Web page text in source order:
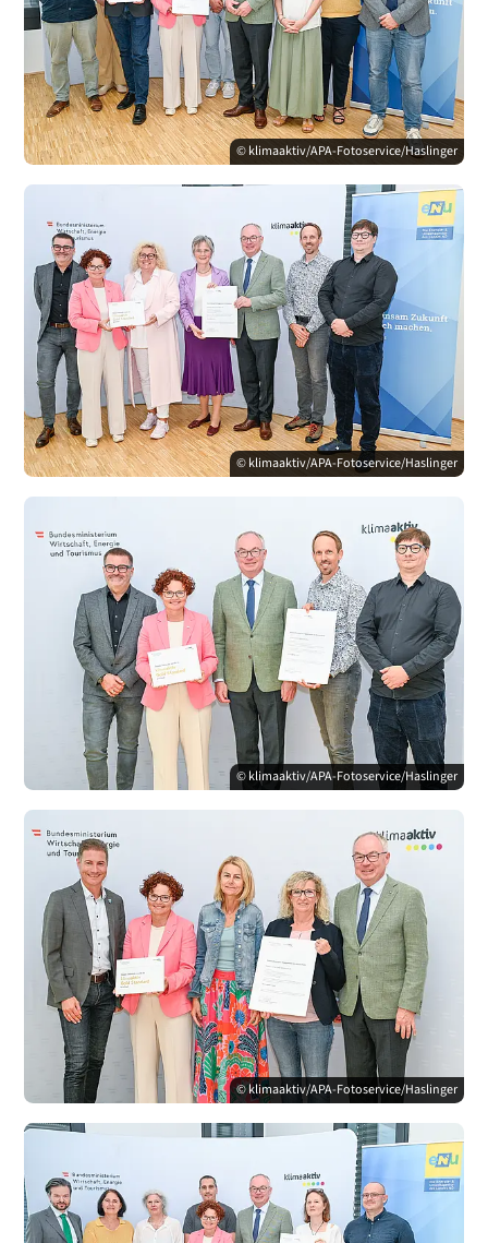
© klimaaktiv/APA-Fotoservice/Haslinger
© klimaaktiv/APA-Fotoservice/Haslinger
© klimaaktiv/APA-Fotoservice/Haslinger
© klimaaktiv/APA-Fotoservice/Haslinger